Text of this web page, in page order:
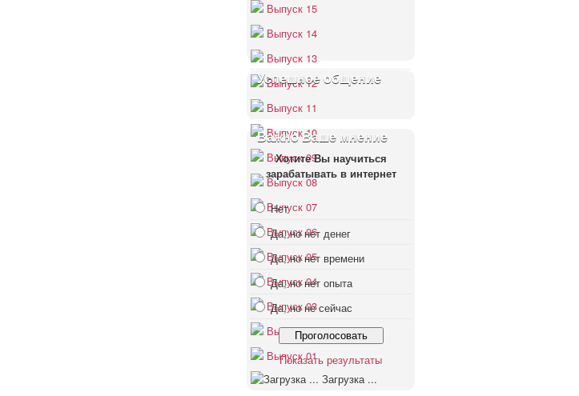
Выпуск 15
Выпуск 14
Выпуск 13
Выпуск 12
Выпуск 11
Выпуск 10
Выпуск 09
Выпуск 08
Выпуск 07
Выпуск 06
Выпуск 05
Выпуск 04
Выпуск 03
Выпуск 02
Выпуск 01
Успешное общение
Важно Ваше мнение
Хотите Вы научиться
зарабатывать в интернет
Нет
Да, но нет денег
Да, но нет времени
Да, но нет опыта
Да, но не сейчас
Показать результаты
Загрузка ...